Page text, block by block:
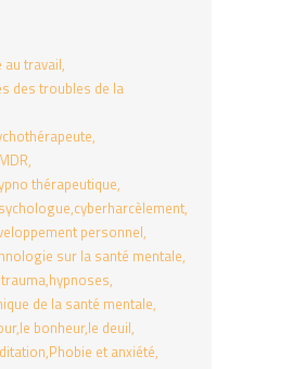
au travail
des troubles de la
thérapeutique
cyberharcèlement
personnel
sur la santé mentale
hypnoses
de la santé mentale
le bonheur le deuil
Phobie et anxiété